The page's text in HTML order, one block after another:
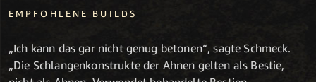
EMPFOHLENE BUILDS
„Ich kann das gar nicht genug betonen“, sagte Schmeck.
„Die Schlangenkonstrukte der Ahnen gelten als Bestie,